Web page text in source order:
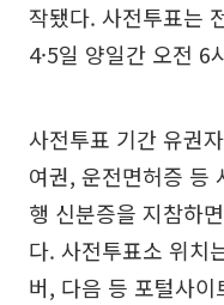
작됐다. 사전투표는
4·5일 양일간 오전 6
사전투표 기간 유권
여권, 운전면허증 등
행 신분증을 지참하
다. 사전투표소 위치
버, 다음 등 포털사